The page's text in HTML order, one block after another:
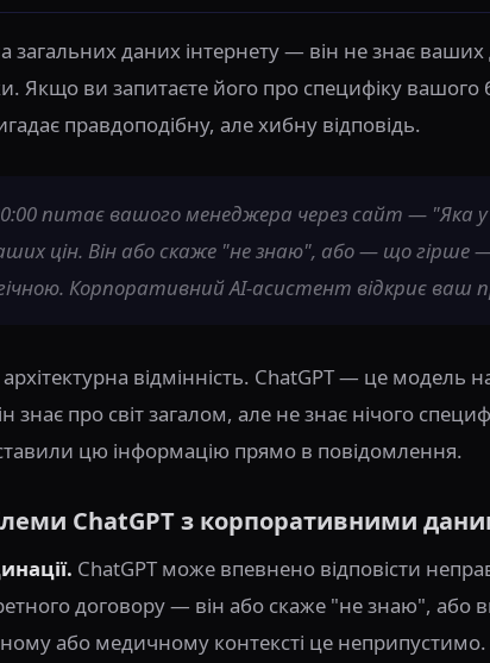
загальних даних інтернету — він не знає
Якщо ви запитаєте його про специфіку вашого
правдоподібну, але хибну відповідь.
питає вашого менеджера через сайт — "Яка у
цін. Він або скаже "не знаю", або — що гірше —
Корпоративний AI-асистент відкриє ваш
відмінність. ChatGPT — це модель
знає про світ загалом, але не знає нічого
цю інформацію прямо в повідомлення.
ChatGPT з корпоративними
ChatGPT може впевнено відповісти
договору — він або скаже "не знаю", або
або медичному контексті це неприпустимо.